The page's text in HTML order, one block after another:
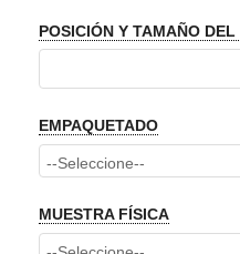
POSICIÓN Y TAMAÑO
EMPAQUETADO
MUESTRA FÍSICA